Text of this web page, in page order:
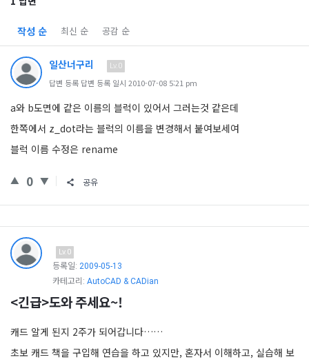
작성 순 최신 순 공감 순
일산너구리 Lv.0
답변 등록 답변 등록 일시 2010-07-08 5:21 pm
a와 b도면에 같은 이름의 블럭이 있어서 그러는것 같은데
한쪽에서 z_dot라는 블럭의 이름을 변경해서 붙여보세여
블럭 이름 수정은 rename
0 공유
Lv.0
등록일: 2009-05-13
카테고리: AutoCAD & CADian
<긴급>도와 주세요~!
캐드 알게 된지 2주가 되어갑니다……
초보 캐드 책을 구입해 연습을 하고 있지만, 혼자서 이해하고, 실습해 보